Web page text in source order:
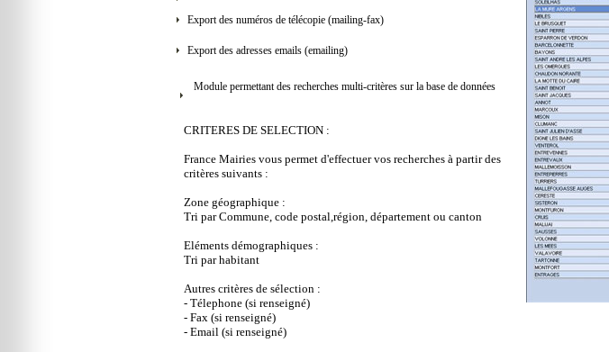
CRITERES DE SELECTION :
France Mairies vous permet d'effectuer vos recherches à partir des
critères suivants :
Zone géographique :
Tri par Commune, code postal,région, département ou canton
Eléments démographiques :
Tri par habitant
Autres critères de sélection :
- Télephone (si renseigné)
- Fax (si renseigné)
- Email (si renseigné)
Export des numéros de télécopie (mailing-fax)
Export des adresses emails (emailing)
Module permettant des recherches multi-critères sur la base de données